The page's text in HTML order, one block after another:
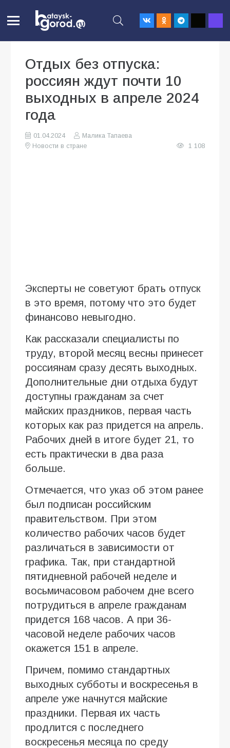
Отдых без отпуска:
россиян ждут почти 10
выходных в апреле 2024
года
01.04.2024
Малика Тапаева
Новости в стране
1 108
Эксперты не советуют брать отпуск
в это время, потому что это будет
финансово невыгодно.
Как рассказали специалисты по
труду, второй месяц весны принесет
россиянам сразу десять выходных.
Дополнительные дни отдыха будут
доступны гражданам за счет
майских праздников, первая часть
которых как раз придется на апрель.
Рабочих дней в итоге будет 21, то
есть практически в два раза
больше.
Отмечается, что указ об этом ранее
был подписан российским
правительством. При этом
количество рабочих часов будет
различаться в зависимости от
графика. Так, при стандартной
пятидневной рабочей неделе и
восьмичасовом рабочем дне всего
потрудиться в апреле гражданам
придется 168 часов. А при 36-
часовой неделе рабочих часов
окажется 151 в апреле.
Причем, помимо стандартных
выходных субботы и воскресенья в
апреле уже начнутся майские
праздники. Первая их часть
продлится с последнего
воскресенья месяца по среду